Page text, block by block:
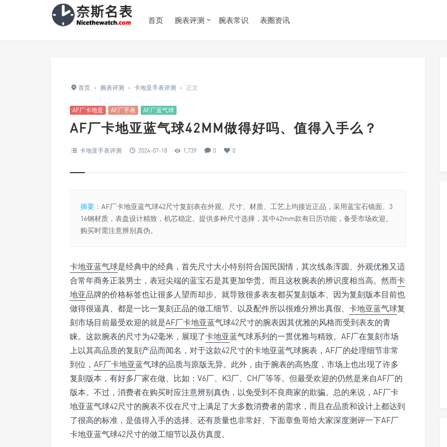
首页 腕表评测 腕表常识 表圈资讯
首页 › 腕表评测 › 卡地亚手表评测 › 正文
AF厂卡地亚 AF厂手表 AF厂蓝气球
AF厂卡地亚蓝气球42MM做得好吗、值得入手么？
卡地亚手表评测 2024-07-18 1,739 0 0
摘要： AF厂卡地亚蓝气球42尺寸复刻表在外观、尺寸、材质、工艺上均接近正品，采用蓝宝石镜面、3
16钢材质，表盘设计精致，机芯稳定。提供多种尺寸选择，其中42mm款有日历功能，备受市场欢迎。
购买时需注意辨别真伪。
卡地亚蓝气球是经典中的经典，首先尺寸大小特别符合国民国情，其次线条浑圆、外观优雅又适
合常年商务正装男士，表冠尖端的蓝宝石是其更加华贵。而且这枚腕表的辨识度相当高。然而卡
地亚品牌的价格标签也让很多人望而却步。就导致很多表友都买复刻版本、因为复刻版本目前也
做得很逼真、都是一比一复刻正品的做工细节、以及配件所以很难分辨出真假、 卡地亚蓝气球复
刻市场目前最受欢迎的就是AF厂卡地亚蓝气球42尺寸的腕表因其优雅的风格而受到表友的青
睐。这款腕表的尺寸为42毫米，展现了卡地亚蓝气球系列的一贯优雅与精致。AF厂在复刻市场
上以其高品质的复刻产品而闻名，对于这款42尺寸的卡地亚蓝气球腕表，AF厂的处理细节非常
到位， AF厂卡地亚蓝气球的品质与原版无异。此外，由于腕表的高热度，市场上也出现了许多
复刻版本，有好多厂家在做、比如：V6厂、K3厂、CH厂等等。但最受欢迎的仍然是来自AF厂的
版本。不过，消费者在购买时应注意辨别真伪，以免受到不良商家的欺骗。总的来说，AF厂卡
地亚蓝气球42尺寸的腕表不仅在尺寸上满足了大多数消费者的需求，而且在品质和设计上都达到
了很高的标准，是值得入手的选择、还有质量也非常好、下面章鱼哥给大家深度测评一下AF厂
卡地亚蓝气球42尺寸的做工细节以及仿真度。